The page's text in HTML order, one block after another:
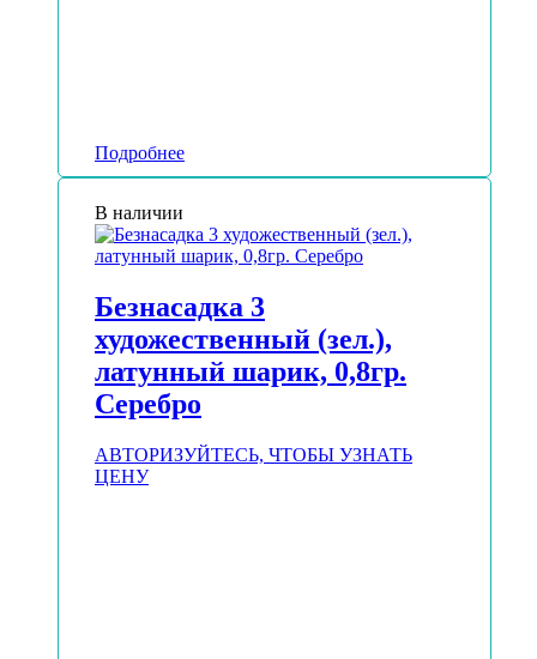
Подробнее
В наличии
Безнасадка 3
художественный (зел.),
латунный шарик, 0,8гр.
Серебро
АВТОРИЗУЙТЕСЬ, ЧТОБЫ УЗНАТЬ
ЦЕНУ